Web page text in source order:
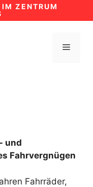
ZENTRUM
MENÜ
und
Fahrvergnügen
Fahrräder,